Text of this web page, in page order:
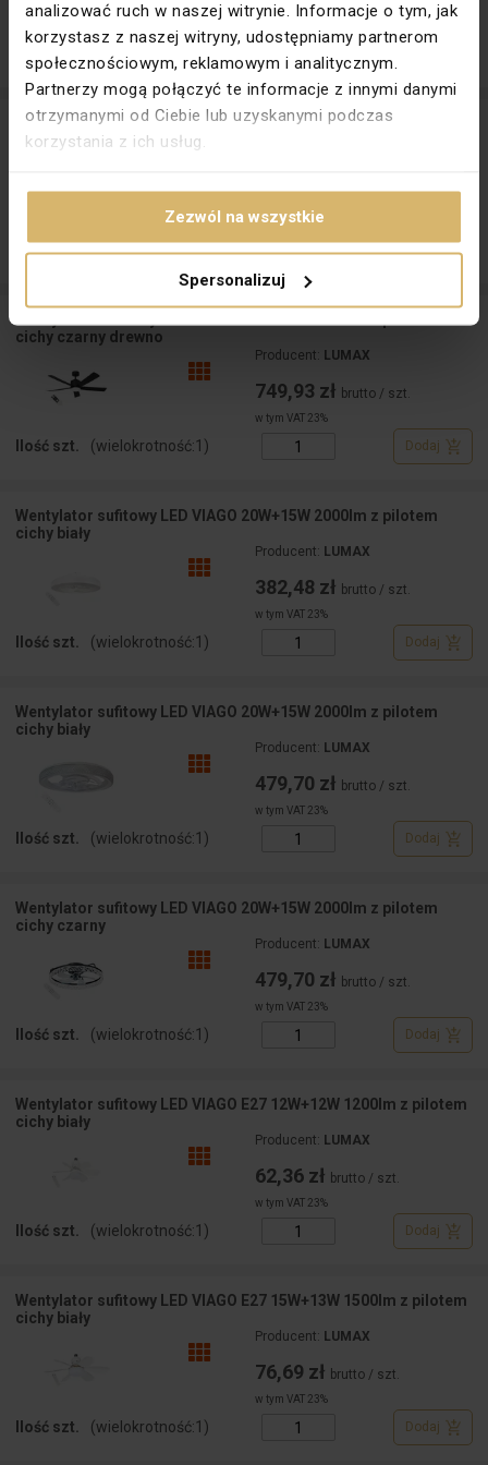
analizować ruch w naszej witrynie. Informacje o tym, jak
korzystasz z naszej witryny, udostępniamy partnerom
społecznościowym, reklamowym i analitycznym.
Partnerzy mogą połączyć te informacje z innymi danymi
otrzymanymi od Ciebie lub uzyskanymi podczas
korzystania z ich usług.
Zezwól na wszystkie
Spersonalizuj
Ilość szt. (wielokrotność: 1 )
Wentylator sufitowy LED VIAGO 18W+35W 1350lm z pilotem
cichy czarny drewno
574,36 zł
w tym VAT 23%
Ilość szt. (wielokrotność:1) Dodaj
cichy czarny drewno
Producent: LUMAX
749,93 zł brutto / szt.
w tym VAT 23%
Ilość szt. (wielokrotność:1 ) Dodaj
Wentylator sufitowy LED VIAGO 20W+15W 2000lm z pilotem
cichy biały
Producent: LUMAX
382,48 zł brutto / szt.
w tym VAT 23%
Ilość szt. (wielokrotność:1 ) Dodaj
Wentylator sufitowy LED VIAGO 20W+15W 2000lm z pilotem
cichy biały
Producent: LUMAX
479,70 zł brutto / szt.
w tym VAT 23%
Ilość szt. (wielokrotność:1 ) Dodaj
Wentylator sufitowy LED VIAGO 20W+15W 2000lm z pilotem
cichy czarny
Producent: LUMAX
479,70 zł brutto / szt.
w tym VAT 23%
Ilość szt. (wielokrotność:1 ) Dodaj
Wentylator sufitowy LED VIAGO E27 12W+12W 1200lm z pilotem
cichy biały
Producent: LUMAX
62,36 zł brutto / szt.
w tym VAT 23%
Ilość szt. (wielokrotność:1 ) Dodaj
Wentylator sufitowy LED VIAGO E27 15W+13W 1500lm z pilotem
cichy biały
Producent: LUMAX
76,69 zł brutto / szt.
w tym VAT 23%
Ilość szt. (wielokrotność:1 ) Dodaj